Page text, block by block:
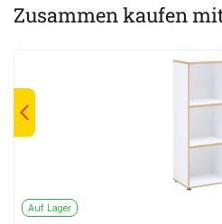
Zusammen kaufen
Auf Lager